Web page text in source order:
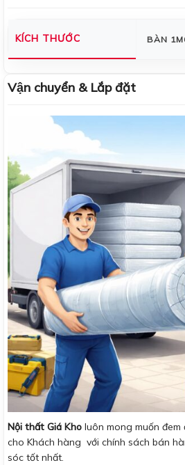
KÍCH THƯỚC BÀN
Vận chuyển & Lắp đặt
Nội thất Giá Kho luôn mong muốn
cho Khách hàng với chính sách bán
sóc tốt nhất.